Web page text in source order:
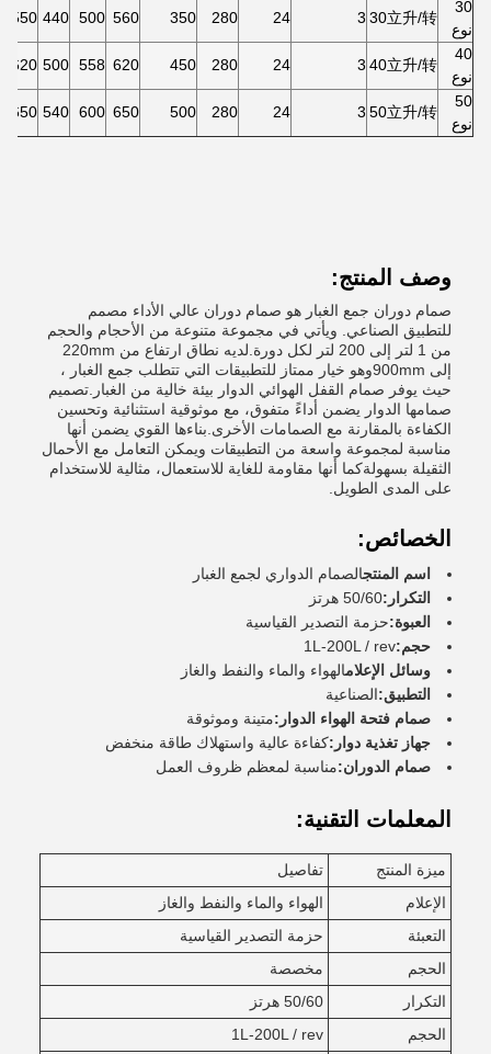
30
نوع
30立升/转
3
24
280
350
560
500
440
550*550
40
نوع
40立升/转
3
24
280
450
620
558
500
620*620
50
نوع
50立升/转
3
24
280
500
650
600
540
650*650
وصف المنتج:
صمام دوران جمع الغبار هو صمام دوران عالي الأداء مصمم
للتطبيق الصناعي. ويأتي في مجموعة متنوعة من الأحجام والحجم
من 1 لتر إلى 200 لتر لكل دورة.لديه نطاق ارتفاع من 220mm
إلى 900mmوهو خيار ممتاز للتطبيقات التي تتطلب جمع الغبار ،
حيث يوفر صمام القفل الهوائي الدوار بيئة خالية من الغبار.تصميم
صمامها الدوار يضمن أداءً متفوق، مع موثوقية استثنائية وتحسين
الكفاءة بالمقارنة مع الصمامات الأخرى.بناءها القوي يضمن أنها
مناسبة لمجموعة واسعة من التطبيقات ويمكن التعامل مع الأحمال
الثقيلة بسهولةكما أنها مقاومة للغاية للاستعمال، مثالية للاستخدام
على المدى الطويل.
الخصائص:
اسم المنتجالصمام الدواري لجمع الغبار
التكرار:50/60 هرتز
العبوة:حزمة التصدير القياسية
حجم:1L-200L / rev
وسائل الإعلامالهواء والماء والنفط والغاز
التطبيق:الصناعية
صمام فتحة الهواء الدوار:متينة وموثوقة
جهاز تغذية دوار:كفاءة عالية واستهلاك طاقة منخفض
صمام الدوران:مناسبة لمعظم ظروف العمل
المعلمات التقنية:
ميزة المنتج
تفاصيل
الإعلام
الهواء والماء والنفط والغاز
التعبئة
حزمة التصدير القياسية
الحجم
مخصصة
التكرار
50/60 هرتز
الحجم
1L-200L / rev